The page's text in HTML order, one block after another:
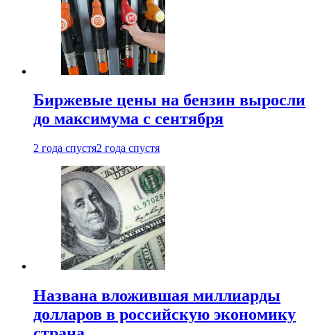
Биржевые цены на бензин выросли
до максимума с сентября
2 года спустя2 года спустя
Названа вложившая миллиарды
долларов в российскую экономику